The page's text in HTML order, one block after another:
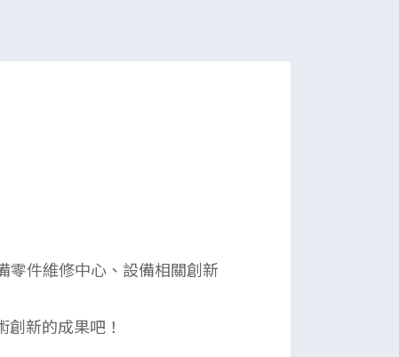
零件維修中心、設備相關創新
新的成果吧！